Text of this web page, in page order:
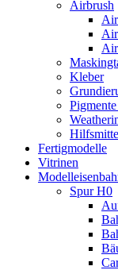
Airbrush
Kleber
Fertigmodelle
Vitrinen
Spur H0